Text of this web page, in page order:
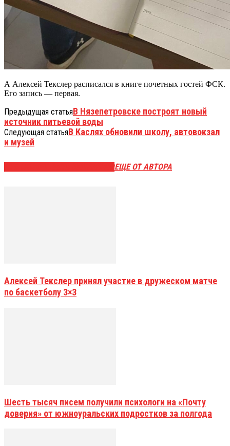
А Алексей Текслер расписался в книге почетных гостей ФСК.
Его запись — первая.
Предыдущая статьяВ Нязепетровске построят новый
источник питьевой воды
Следующая статьяВ Каслях обновили школу, автовокзал
и музей
ЕЩЕ ОТ АВТОРА
Алексей Текслер принял участие в дружеском матче
по баскетболу 3×3
Шесть тысяч писем получили психологи на «Почту
доверия» от южноуральских подростков за полгода